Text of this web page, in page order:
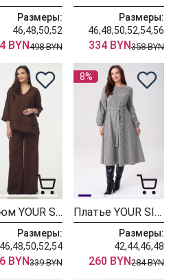
Размеры:
46,48,50,52
BYN498 BYN
Размеры:
46,48,50,52,54,56
334 BYN358 BYN
Костюм YOUR SIZE 2273 шоколадно-коричневый
Размеры:
BYN339 BYN
8%
Платье YOUR SIZE 2269
Размеры:
42,44,46,48
260 BYN284 BYN